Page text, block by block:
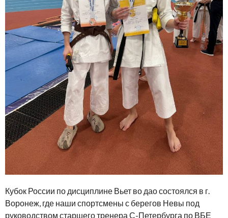
Кубок России по дисциплине Вьет во дао состоялся в г.
Воронеж, где наши спортсмены с берегов Невы под
руководством старшего тренера С-Петербурга по ВБЕ